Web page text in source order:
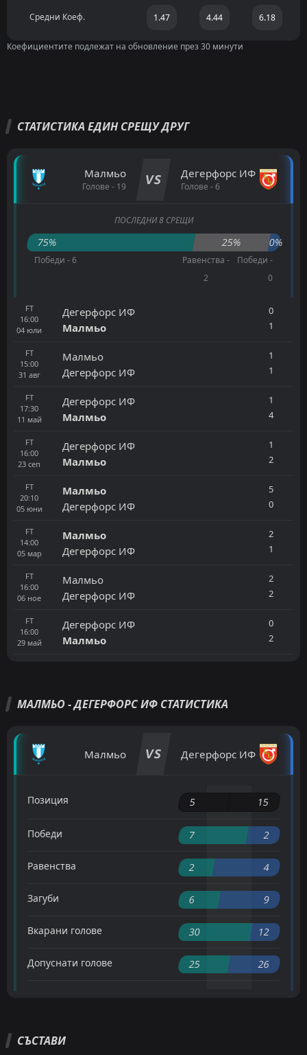
Средни Коеф. 1.47 4.44 6.18
Коефициентите подлежат на обновление през 30 минути
СТАТИСТИКА ЕДИН СРЕЩУ ДРУГ
Малмьо
Голове - 19 VS Дегерфорс ИФ
Голове - 6
ПОСЛЕДНИ 8 СРЕЩИ
75% 25% 0%
Победи - 6
Равенства -
2
Победи -
0
FT
16:00
04 юли
Дегерфорс ИФ
Малмьо
0
1
FT
15:00
31 авг
Малмьо
Дегерфорс ИФ
1
1
FT
17:30
11 май
Дегерфорс ИФ
Малмьо
1
4
FT
16:00
23 сеп
Дегерфорс ИФ
Малмьо
1
2
FT
20:10
05 юни
Малмьо
Дегерфорс ИФ
5
0
FT
14:00
05 мар
Малмьо
Дегерфорс ИФ
2
1
FT
16:00
06 ное
Малмьо
Дегерфорс ИФ
2
2
FT
16:00
29 май
Дегерфорс ИФ
Малмьо
0
2
МАЛМЬО - ДЕГЕРФОРС ИФ СТАТИСТИКА
Малмьо VS Дегерфорс ИФ
Позиция 5 15
Победи 7 2
Равенства 2 4
Загуби 6 9
Вкарани голове 30 12
Допуснати голове 25 26
СЪСТАВИ